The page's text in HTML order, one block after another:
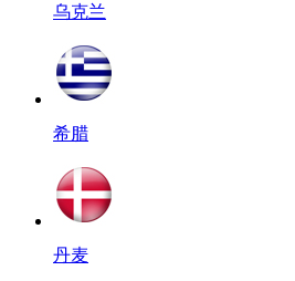
乌克兰
希腊
丹麦